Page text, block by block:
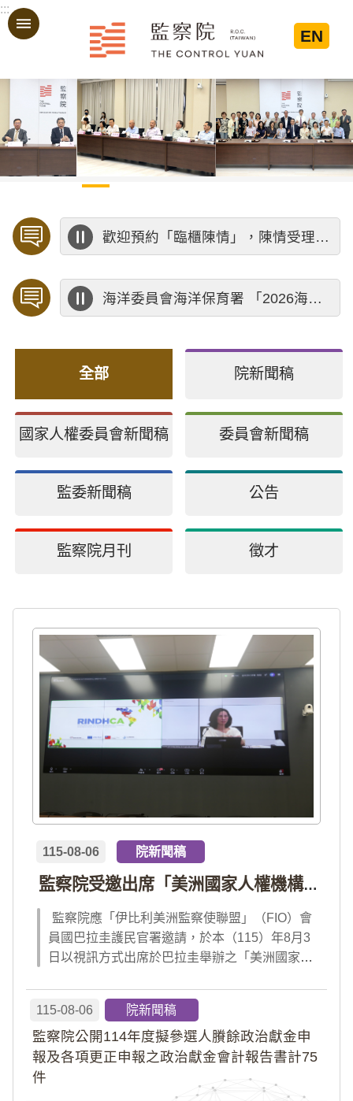
跳到主要內容區塊
:::
EN
歡迎預約「臨櫃陳情」，陳情受理中心將優先排定人員與您接談，釐清案情爭點後收案處理，以節省您的寶貴時間。
海洋委員會海洋保育署 「2026海洋保育創意短影音競賽」活動
全部 院新聞稿
國家人權委員會新聞稿 委員會新聞稿
監委新聞稿 公告
監察院月刊 徵才
監察院受邀出席「美洲國家人權機構網絡」年會 分享我國氣候災害防治經驗 打造國際永續韌性
115-08-06 院新聞稿
監察院應「伊比利美洲監察使聯盟」（FIO）會
員國巴拉圭護民官署邀請，於本（115）年8月3
日以視訊方式出席於巴拉圭舉辦之「美洲國家人
報告，就美洲地區環境災害、氣候緊急狀態與人
權風險等議題，與拉美地區監察機構、護民官署
及紅十字國際委員會、原住民社區支持組織...
115-08-06 院新聞稿
監察院公開114年度擬參選人賸餘政治獻金申
報及各項更正申報之政治獻金會計報告書計75
件